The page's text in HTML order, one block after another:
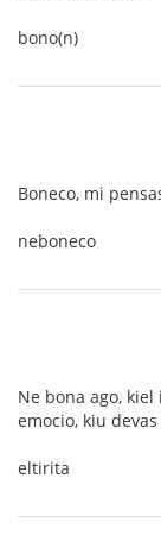
bono(n)
Boneco, mi
neboneco
Ne bona ago,
emocio, kiu
eltirita